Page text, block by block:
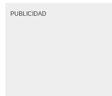
PUBLICIDAD